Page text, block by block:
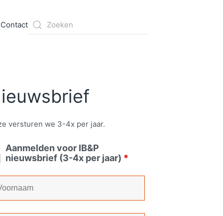
Contact
versturen we 3-4x per jaar.
Aanmelden voor IB&P
nieuwsbrief (3-4x per jaar) *